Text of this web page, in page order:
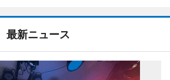
最新ニュース